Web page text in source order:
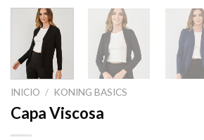
INICIO / KONING BASICS
Capa Viscosa